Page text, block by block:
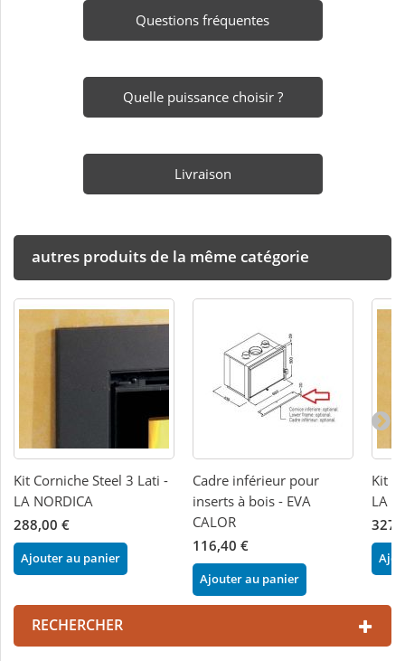
Questions fréquentes
Quelle puissance choisir ?
Livraison
autres produits de la même catégorie
Kit Corniche Steel 3 Lati -
LA NORDICA
288,00 €
Ajouter au panier
Cadre inférieur pour
inserts à bois - EVA
CALOR
116,40 €
Ajouter au panier
Kit
LA
RECHERCHER